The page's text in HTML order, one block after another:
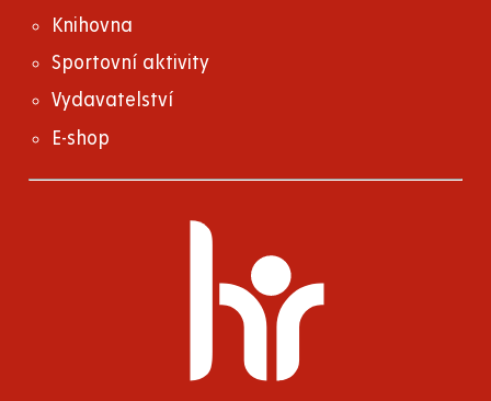
Knihovna
Sportovní aktivity
Vydavatelství
E-shop